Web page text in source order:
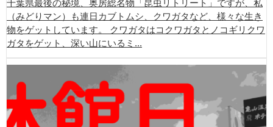
千葉県最後の秘境、奥房総名物「昆虫リトリート」ですが、私
（みどりマン）も連日カブトムシ、クワガタなど、様々な生き
物をゲットしています。 クワガタはコクワガタとノコギリクワ
ガタをゲット、深い山にいるミ...